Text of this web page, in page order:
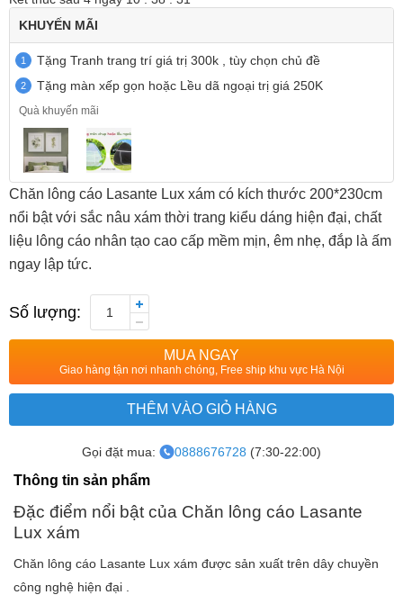
KHUYẾN MÃI
1 Tặng Tranh trang trí giá trị 300k , tùy chọn chủ đề
2 Tặng màn xếp gọn hoặc Lều dã ngoại trị giá 250K
Quà khuyến mãi
Chăn lông cáo Lasante Lux xám có kích thước 200*230cm
nổi bật với sắc nâu xám thời trang kiểu dáng hiện đại, chất
liệu lông cáo nhân tạo cao cấp mềm mịn, êm nhẹ, đắp là ấm
ngay lập tức.
Số lượng: 1
MUA NGAY
Giao hàng tận nơi nhanh chóng, Free ship khu vực Hà Nội
THÊM VÀO GIỎ HÀNG
Gọi đặt mua: 0888676728 (7:30-22:00)
Thông tin sản phẩm
Đặc điểm nổi bật của Chăn lông cáo Lasante
Lux xám
Chăn lông cáo Lasante Lux xám được sản xuất trên dây chuyền
công nghệ hiện đại .